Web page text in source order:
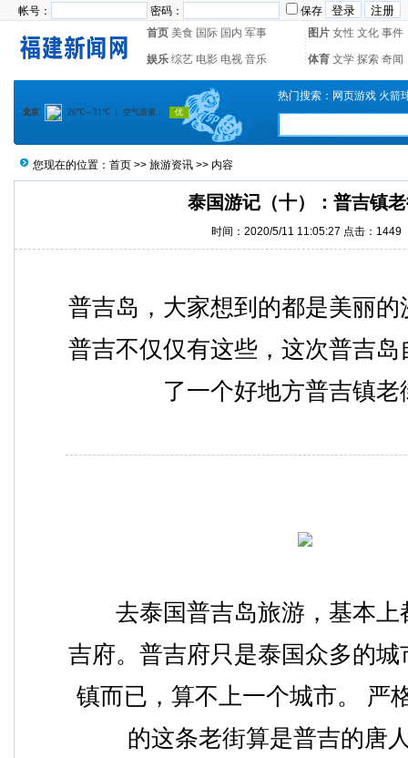
帐号： 密码：
保存
首页 美食 国际 国内 军事 图片 女性 文化 事件
娱乐 综艺 电影 电视 音乐 体育 文学 探索 奇闻
热门搜索： 网页游戏 火箭
您现在的位置： 首页 >> 旅游资讯 >> 内容
泰国游记（十）：普吉镇
时间：2020/5/11 11:05:27 点击：1449
普吉岛，大家想到的都是美丽的
普吉不仅仅有这些，这次普吉岛
了一个好地方普吉镇老
去泰国普吉岛旅游，基本上
吉府。普吉府只是泰国众多的城
镇而已，算不上一个城市。 严
的这条老街算是普吉的唐